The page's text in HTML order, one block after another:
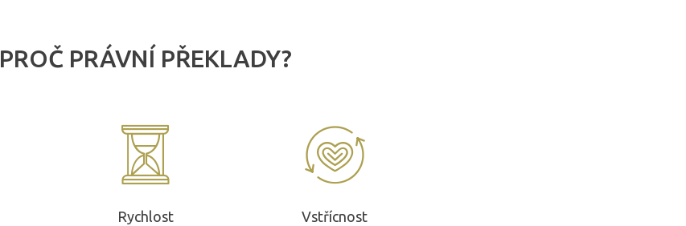
PROČ PRÁVNÍ PŘEKLADY?
Rychlost Vstřícnost